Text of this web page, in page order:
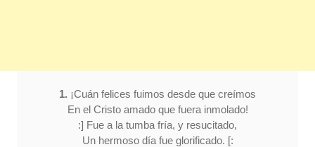
1. ¡Cuán felices fuimos desde que creímos
En el Cristo amado que fuera inmolado!
:] Fue a la tumba fría, y resucitado,
Un hermoso día fue glorificado. [: